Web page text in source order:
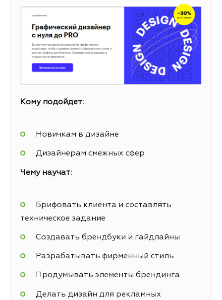
Кому подойдет:
Новичкам в дизайне
Дизайнерам смежных сфер
Чему научат:
Брифовать клиента и составлять
техническое задание
Создавать брендбуки и гайдлайны
Разрабатывать фирменный стиль
Продумывать элементы брендинга
Делать дизайн для рекламных